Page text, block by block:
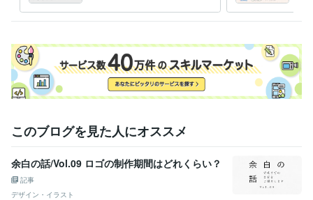
い提案
このブログを見た人にオススメ
余白の話/Vol.09 ロゴの制作期間はどれくらい？
記事
デザイン・イラスト